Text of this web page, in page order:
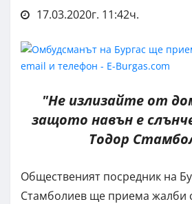
17.03.2020г. 11:42ч.
"Не излизайте от
защото навън е
Тодор
Общественият посредник на
Стамболиев ще приема жалби